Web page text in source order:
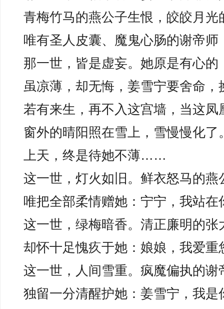
青梅竹马的燕公子生恨，皎皎月光
唯有圣人皮囊、魔鬼心肠的谢帝
那一世，皆是虚妄。她原是有心
虽凉薄，却无悔，姜雪宁要舍命，
若有来生，再不入这宫墙，当这凤
窗外的晴阳照在雪上，雪慢慢化了
上天，终是待她不薄……
这一世，灯火如旧。鲜衣怒马的
唯把全部柔情赠她：宁宁，我站在
这一世，绿梅暗香。清正廉明的
却怀十足愧疚于她：娘娘，我爱重
这一世，人间雪重。疯魔偏执的
独留一分清醒护她：姜雪宁，我是